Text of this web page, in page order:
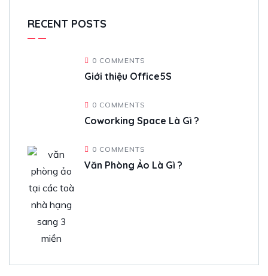
RECENT POSTS
0 COMMENTS
Giới thiệu Office5S
0 COMMENTS
Coworking Space Là Gì ?
0 COMMENTS
Văn Phòng Ảo Là Gì ?